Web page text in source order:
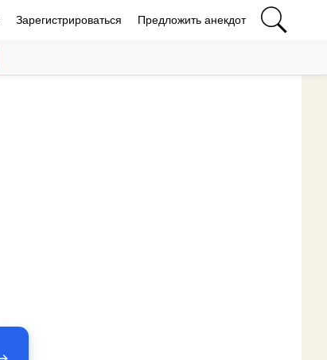
Зарегистрироваться Предложить анекдот